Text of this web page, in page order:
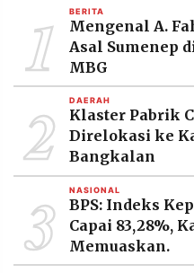
1 BERITA
Mengenal A.
Asal Sumenep
MBG
2 DAERAH
Klaster Pabrik
Direlokasi ke
Bangkalan
3 NASIONAL
BPS: Indeks
Capai 83,28%,
Memuaskan.